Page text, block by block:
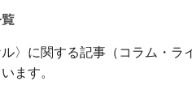
〉に関する記事（コラム・ラ
ます。